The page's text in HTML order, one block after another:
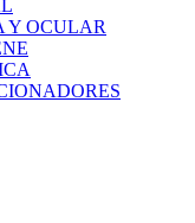
Y OCULAR